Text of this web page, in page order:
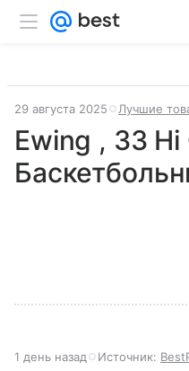
29 августа 2025 Лучшие
Ewing , 33 Hi
1 день назад Источник: